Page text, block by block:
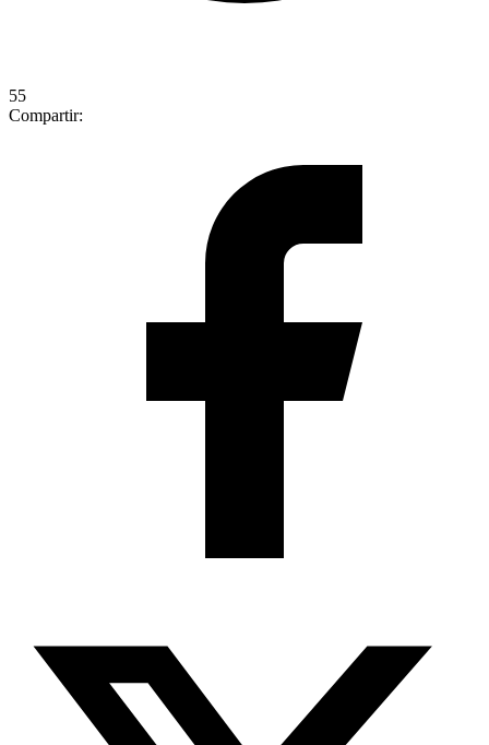
55
Compartir: